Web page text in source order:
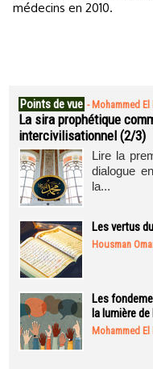
médecins en 2010.
Points de vue - Mohammed
La sira prophétique
intercivilisationnel (2/3)
Lire la
dialogue
la...
Les vertus
Housman
Les
la lumière
Mohammed